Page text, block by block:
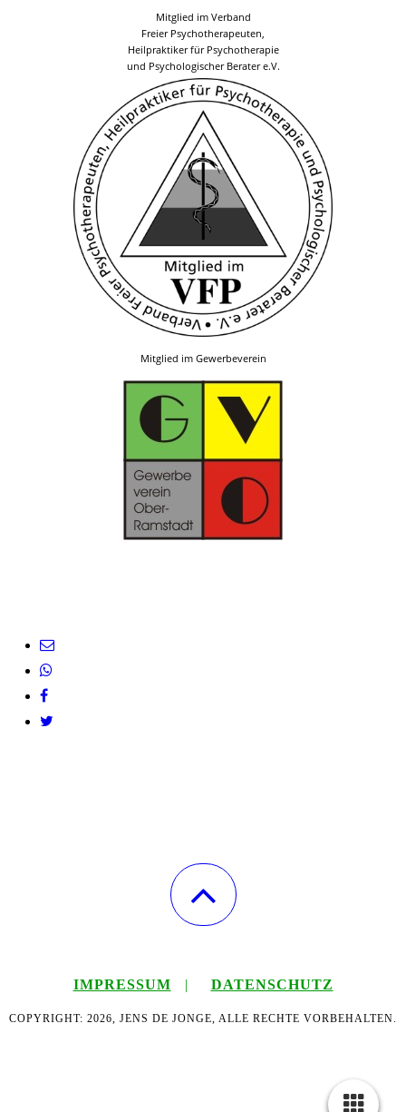
Mitglied im Verband
Freier Psychotherapeuten,
Heilpraktiker für Psychotherapie
und Psychologischer Berater e.V.
Mitglied im Gewerbeverein
IMPRESSUM DATENSCHUTZ
COPYRIGHT: 2026, JENS DE JONGE, ALLE RECHTE VORBEHALTEN.